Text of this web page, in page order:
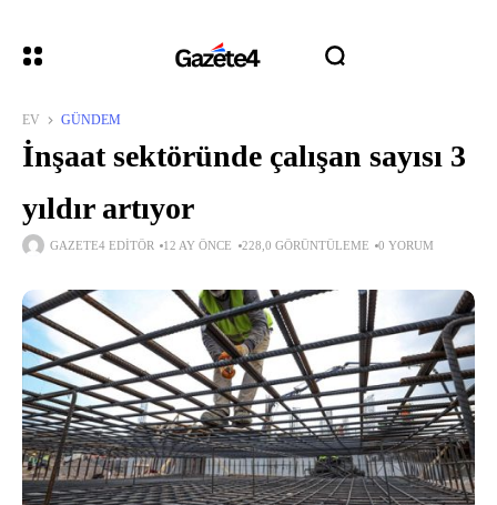
EV GÜNDEM
İnşaat sektöründe çalışan sayısı 3
yıldır artıyor
GAZETE4 EDITÖR 12 AY ÖNCE 228,0 GÖRÜNTÜLEME 0 YORUM